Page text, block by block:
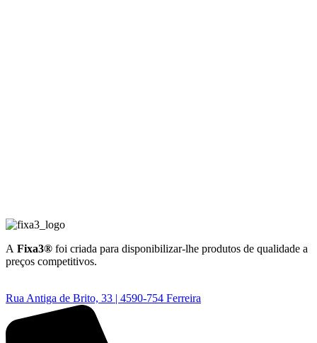
A Fixa3® foi criada para disponibilizar-lhe produtos de qualidade a
preços competitivos.
Rua Antiga de Brito, 33 | 4590-754 Ferreira